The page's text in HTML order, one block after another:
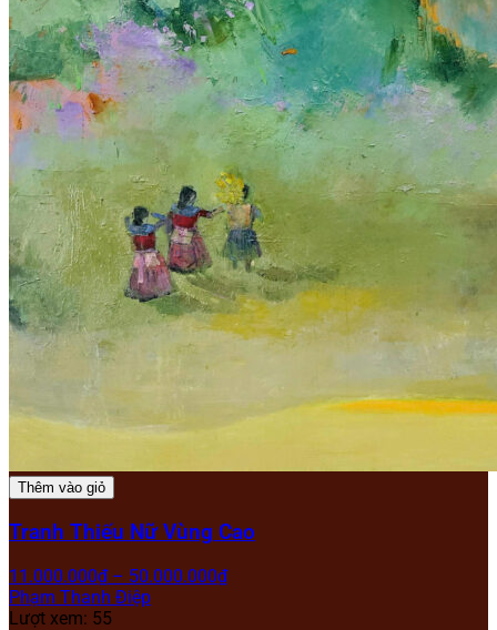
Thêm vào giỏ
Tranh Thiếu Nữ Vùng Cao
11.000.000₫ – 50.000.000₫
Phạm Thanh Điệp
Lượt xem: 55